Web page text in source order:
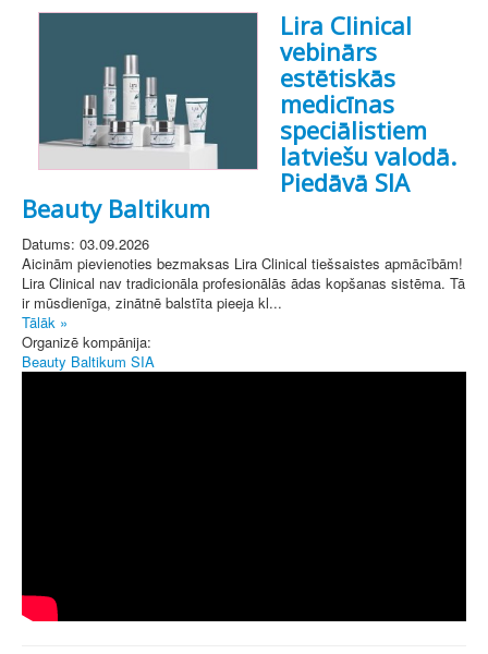
Lira Clinical
vebinārs
estētiskās
medicīnas
speciālistiem
latviešu valodā.
Piedāvā SIA
Beauty Baltikum
Datums: 03.09.2026
Aicinām pievienoties bezmaksas Lira Clinical tiešsaistes apmācībām!
Lira Clinical nav tradicionāla profesionālās ādas kopšanas sistēma. Tā
ir mūsdienīga, zinātnē balstīta pieeja kl...
Tālāk »
Organizē kompānija:
Beauty Baltikum SIA